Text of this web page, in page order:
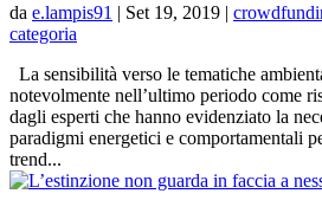
da e.lampis91 | Set 19, 2019 |
categoria
La sensibilità verso le tematiche
notevolmente nell’ultimo periodo come
dagli esperti che hanno evidenziato la
paradigmi energetici e comportamentali
trend...